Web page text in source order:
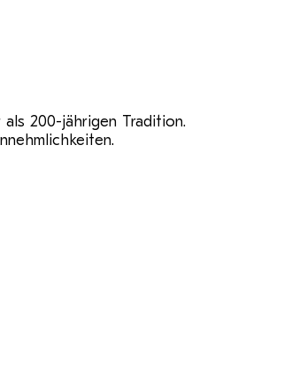
200-jährigen Tradition.